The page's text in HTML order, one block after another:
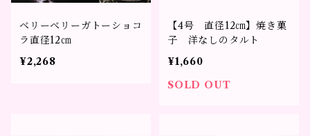
ベリーベリーガトーショコ
ラ直径12㎝
¥2,268
【4号 直径12㎝】焼き菓
子 洋なしのタルト
¥1,660
SOLD OUT